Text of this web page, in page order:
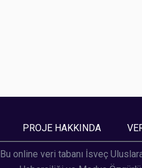
PROJE HAKKINDA
Bu online veri tabanı İsveç